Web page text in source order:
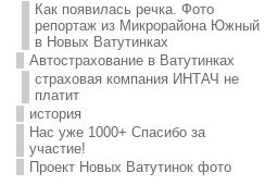
Как появилась речка. Фото
репортаж из Микрорайона Южный
в Новых Ватутинках
Автострахование в Ватутинках
страховая компания ИНТАЧ не
платит
история
Нас уже 1000+ Спасибо за
участие!
Проект Новых Ватутинок фото